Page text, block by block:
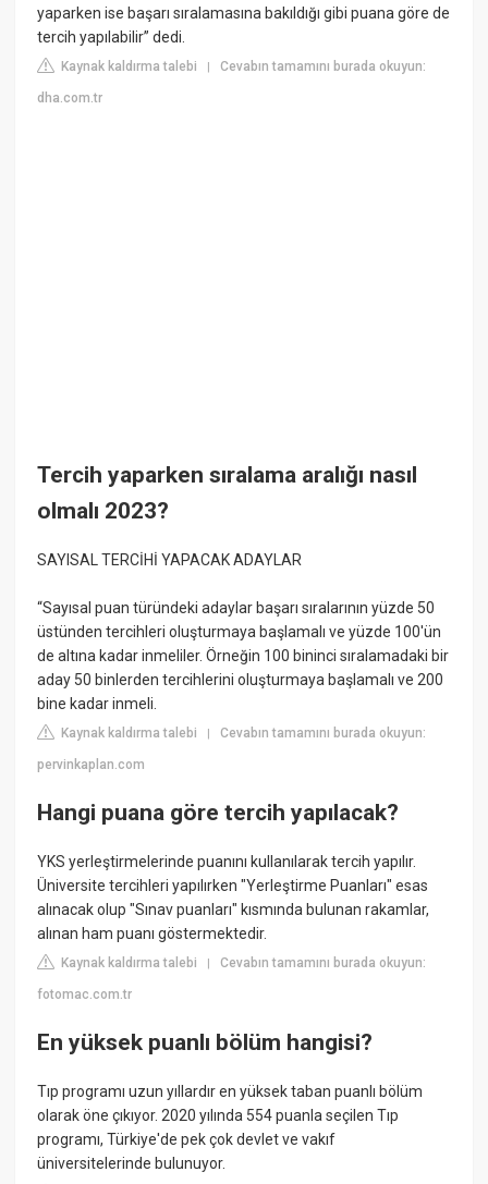
yaparken ise başarı sıralamasına bakıldığı gibi puana göre de
tercih yapılabilir” dedi.
Kaynak kaldırma talebi |Cevabın tamamını burada okuyun:
dha.com.tr
Tercih yaparken sıralama aralığı nasıl
olmalı 2023?
SAYISAL TERCİHİ YAPACAK ADAYLAR
“Sayısal puan türündeki adaylar başarı sıralarının yüzde 50
üstünden tercihleri oluşturmaya başlamalı ve yüzde 100'ün
de altına kadar inmeliler. Örneğin 100 bininci sıralamadaki bir
aday 50 binlerden tercihlerini oluşturmaya başlamalı ve 200
bine kadar inmeli.
Kaynak kaldırma talebi |Cevabın tamamını burada okuyun:
pervinkaplan.com
Hangi puana göre tercih yapılacak?
YKS yerleştirmelerinde puanını kullanılarak tercih yapılır.
Üniversite tercihleri yapılırken "Yerleştirme Puanları" esas
alınacak olup "Sınav puanları" kısmında bulunan rakamlar,
alınan ham puanı göstermektedir.
Kaynak kaldırma talebi |Cevabın tamamını burada okuyun:
fotomac.com.tr
En yüksek puanlı bölüm hangisi?
Tıp programı uzun yıllardır en yüksek taban puanlı bölüm
olarak öne çıkıyor. 2020 yılında 554 puanla seçilen Tıp
programı, Türkiye'de pek çok devlet ve vakıf
üniversitelerinde bulunuyor.